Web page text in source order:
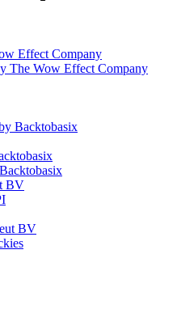
Effect Company
The Wow Effect Company
Backtobasix
Backtobasix
BV
BV